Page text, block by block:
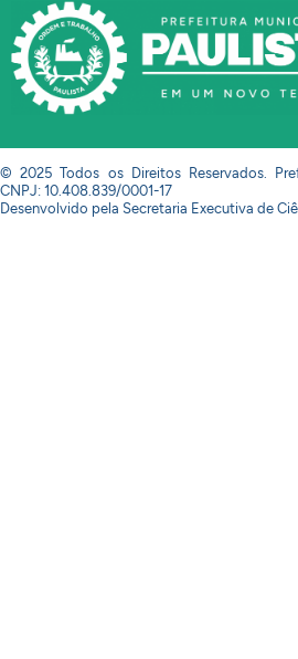
© 2025 Todos os Direitos Reservados.
CNPJ: 10.408.839/0001-17
Desenvolvido pela Secretaria Executiva de